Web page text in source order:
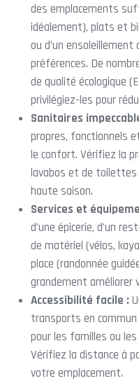
des emplacements
idéalement), plats et
ou d’un
préférences. De
de qualité écologique
privilégiez-les pour
Sanitaires
propres, fonctionnels
le confort. Vérifiez la
lavabos et de
haute saison.
Services et
d’une épicerie, d’un
de matériel (vélos,
place (randonnée
grandement améliorer
Accessibilité facile :
transports en
pour les familles ou
Vérifiez la distance à
votre emplacement.